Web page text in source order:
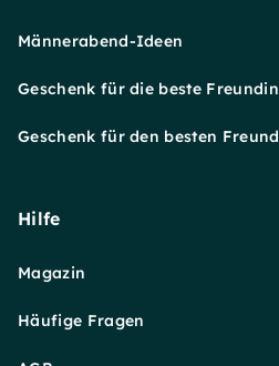
Männerabend-Ideen
Geschenk für die beste Freundin
Geschenk für den besten Freund
Hilfe
Magazin
Häufige Fragen